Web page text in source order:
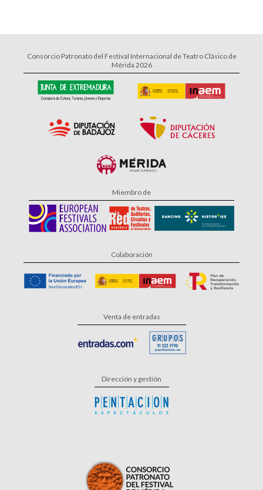
Consorcio Patronato del Festival Internacional de Teatro Clásico de
Mérida 2026
Miembro de
Colaboración
Venta de entradas
Dirección y gestión